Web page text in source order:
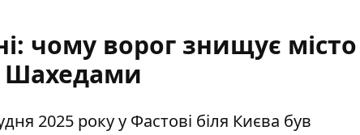
чому ворог знищує місто
Шахедами
2025 року у Фастові біля Києва був